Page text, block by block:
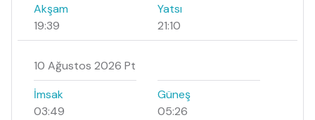
Akşam
19:39
Yatsı
21:10
10 Ağustos 2026 Pt
İmsak
03:49
Güneş
05:26